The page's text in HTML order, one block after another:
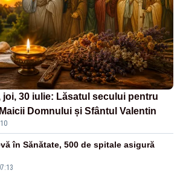
joi, 30 iulie: Lăsatul secului pentru
Domnului și Sfântul Valentin
în Sănătate, 500 de spitale asigură